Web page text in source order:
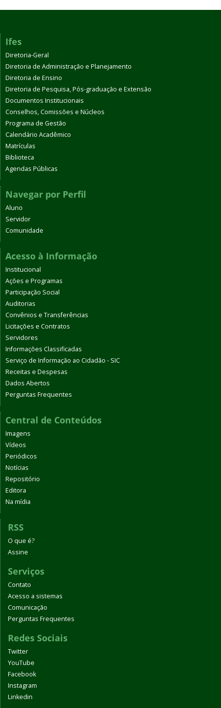
Ifes
Diretoria-Geral
Diretoria de Administração e Planejamento
Diretoria de Ensino
Diretoria de Pesquisa, Pós-graduação e Extensão
Documentos Institucionais
Conselhos, Comissões e Núcleos
Programa de Gestão
Calendário Acadêmico
Matrículas
Biblioteca
Agendas Públicas
Navegar por Perfil
Aluno
Servidor
Comunidade
Acesso à Informação
Institucional
Ações e Programas
Participação Social
Auditorias
Convênios e Transferências
Licitações e Contratos
Servidores
Informações Classificadas
Serviço de Informação ao Cidadão - SIC
Receitas e Despesas
Dados Abertos
Perguntas Frequentes
Central de Conteúdos
Imagens
Vídeos
Periódicos
Notícias
Repositório
Editora
Na mídia
RSS
O que é?
Assine
Serviços
Contato
Acesso a sistemas
Comunicação
Perguntas Frequentes
Redes Sociais
Twitter
YouTube
Facebook
Instagram
Linkedin